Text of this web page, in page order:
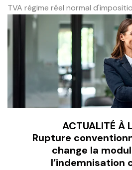
TVA régime réel normal
ACTUALITÉ À
Rupture
change la
l’indemnisation